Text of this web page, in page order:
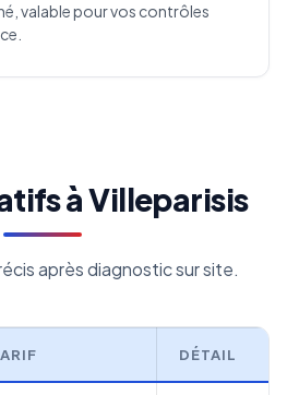
valable pour vos contrôles
à Villeparisis
après diagnostic sur site.
DÉTAIL